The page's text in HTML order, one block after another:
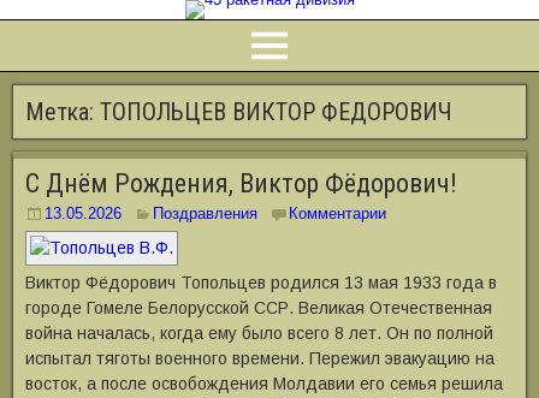
Метка: ТОПОЛЬЦЕВ ВИКТОР ФЕДОРОВИЧ
С Днём Рождения, Виктор Фёдорович!
13.05.2026 Поздравления Комментарии
Виктор Фёдорович Топольцев родился 13 мая 1933 года в
городе Гомеле Белорусской ССР. Великая Отечественная
война началась, когда ему было всего 8 лет. Он по полной
испытал тяготы военного времени. Пережил эвакуацию на
восток, а после освобождения Молдавии его семья решила